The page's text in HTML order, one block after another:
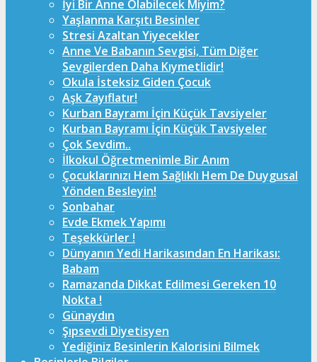
İyi Bir Anne Olabilecek Miyim?
Yaşlanma Karşıtı Besinler
Stresi Azaltan Yiyecekler
Anne Ve Babanın Sevgisi, Tüm Diğer
Sevgilerden Daha Kıymetlidir!
Okula İsteksiz Giden Çocuk
Aşk Zayıflatır!
Kurban Bayramı İçin Küçük Tavsiyeler
Kurban Bayramı İçin Küçük Tavsiyeler
Çok Sevdim..
İlkokul Öğretmenimle Bir Anım
Çocuklarınızı Hem Sağlıklı Hem De Duygusal
Yönden Besleyin!
Sonbahar
Evde Ekmek Yapımı
Teşekkürler !
Dünyanın Yedi Harikasından En Harikası:
Babam
Ramazanda Dikkat Edilmesi Gereken 10
Nokta !
Günaydın
Şıpsevdi Diyetisyen
Yediğiniz Besinlerin Kalorisini Bilmek